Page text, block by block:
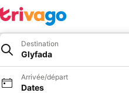
Destination
Glyfada
Arrivée/départ
Dates